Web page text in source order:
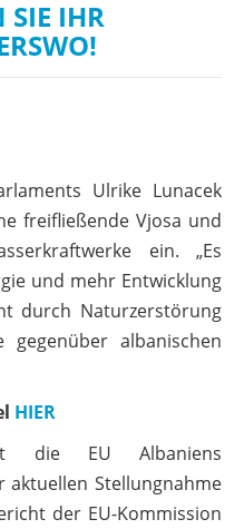
SIE IHR
Ulrike Lunacek
freifließende Vjosa und
ein. „Es
und mehr Entwicklung
durch Naturzerstörung
albanischen
HIER
die EU Albaniens
aktuellen Stellungnahme
der EU-Kommission